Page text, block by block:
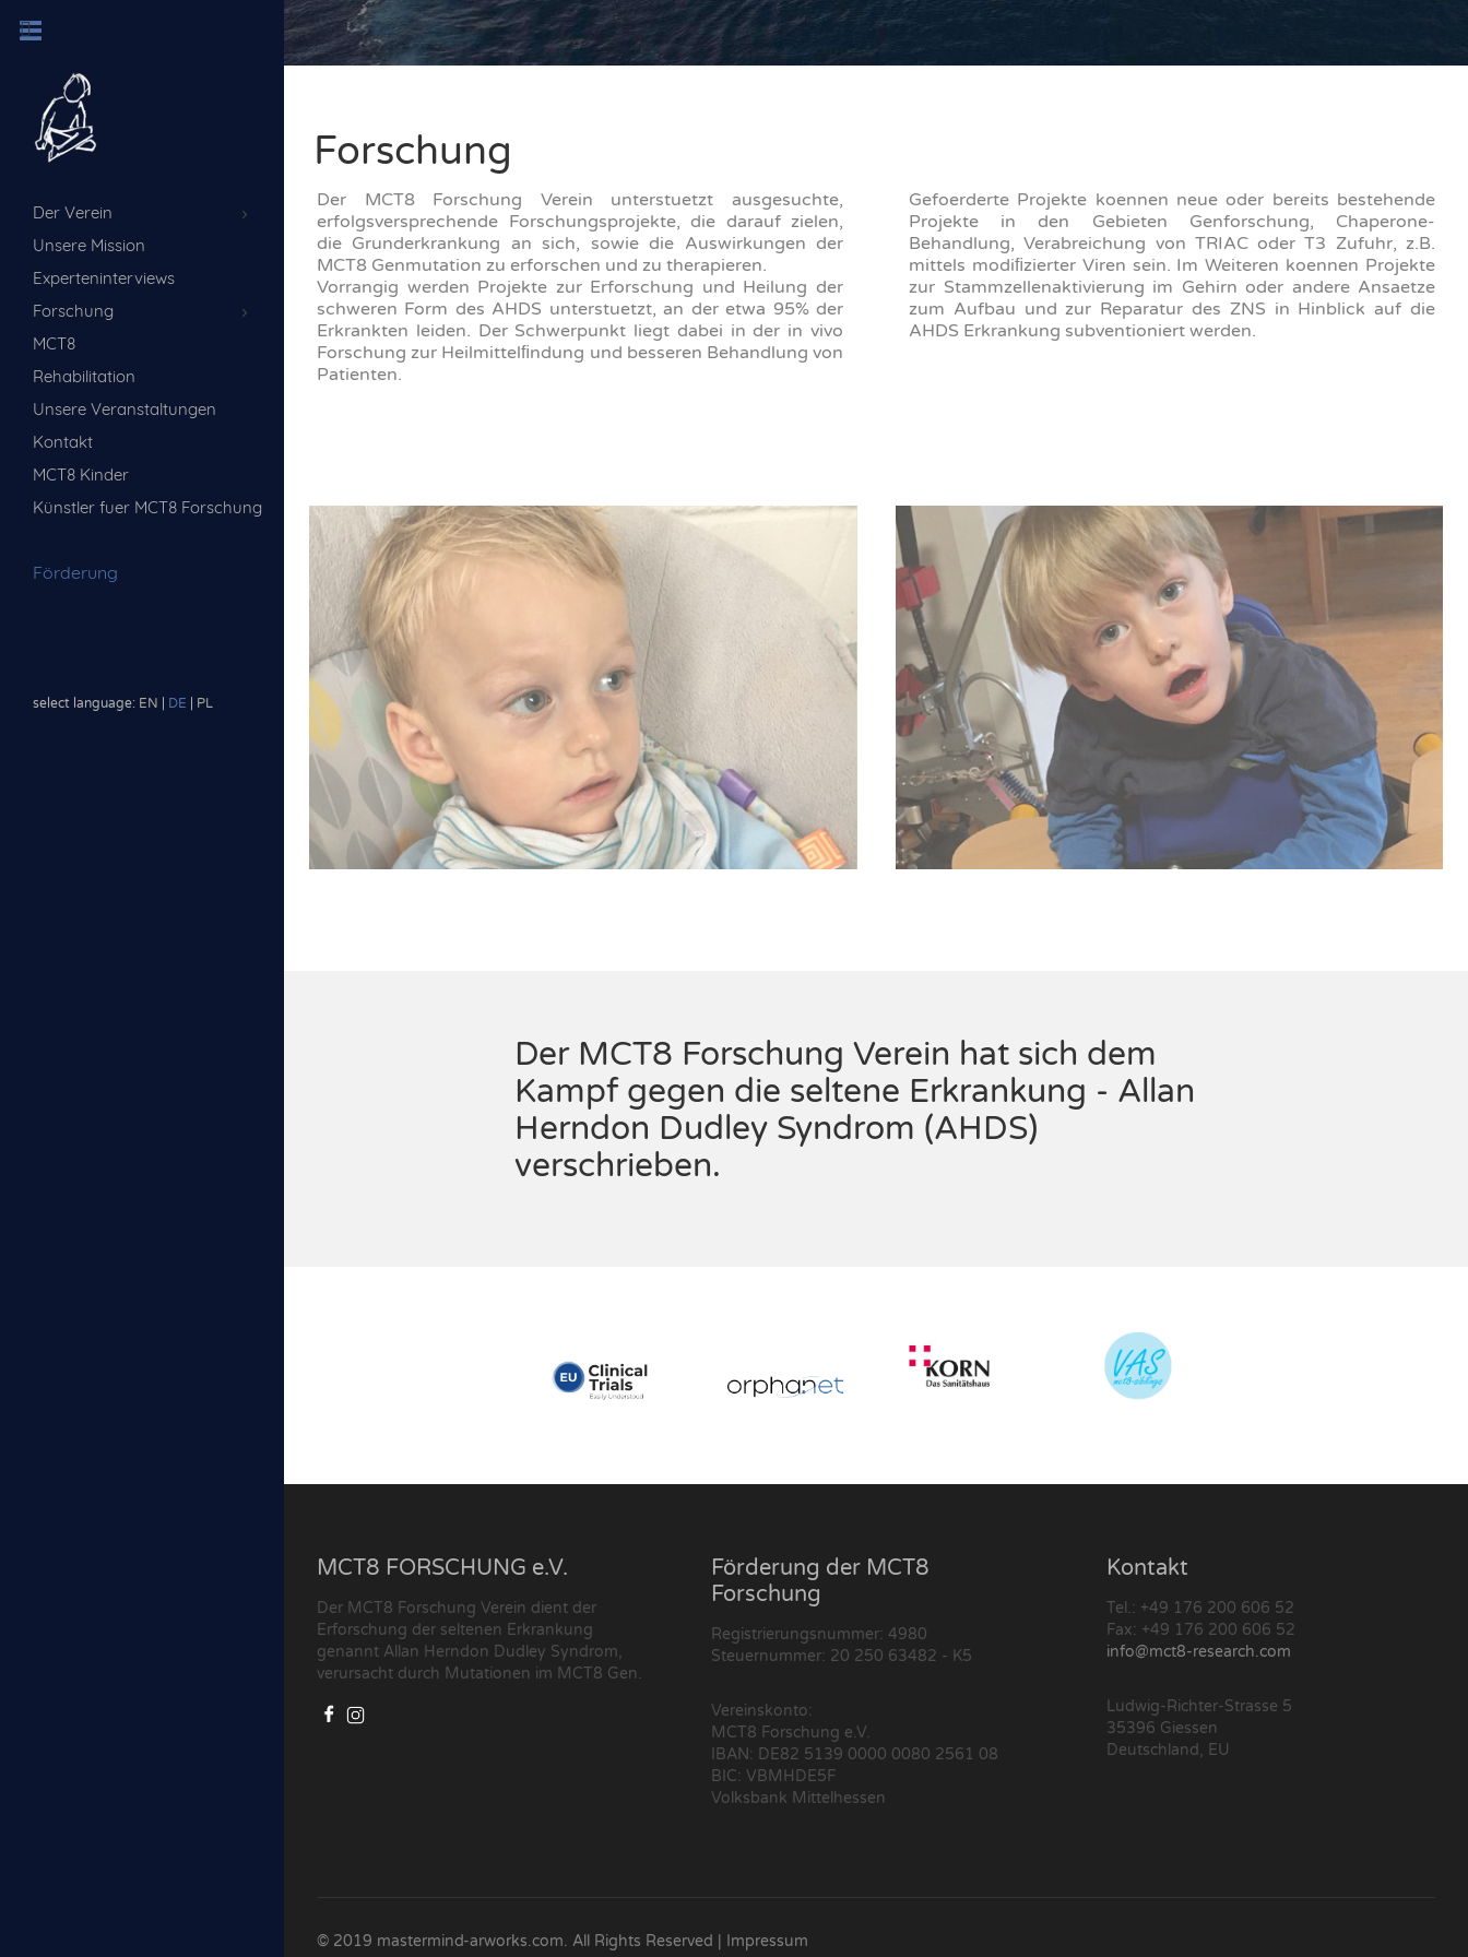
Der Verein
Unsere Mission
Experteninterviews
Forschung
MCT8
Rehabilitation
Unsere Veranstaltungen
Kontakt
MCT8 Kinder
Künstler fuer MCT8 Forschung
Förderung
select language: EN DE PL
Forschung
Der MCT8 Forschung Verein unterstuetzt ausgesuchte,
erfolgsversprechende Forschungsprojekte, die darauf zielen,
die Grunderkrankung an sich, sowie die Auswirkungen der
MCT8 Genmutation zu erforschen und zu therapieren.
Vorrangig werden Projekte zur Erforschung und Heilung der
schweren Form des AHDS unterstuetzt, an der etwa 95% der
Erkrankten leiden. Der Schwerpunkt liegt dabei in der in vivo
Forschung zur Heilmittelﬁndung und besseren Behandlung von
Patienten.
Gefoerderte Projekte koennen neue oder bereits bestehende
Projekte in den Gebieten Genforschung, Chaperone-
Behandlung, Verabreichung von TRIAC oder T3 Zufuhr, z.B.
mittels modiﬁzierter Viren sein. Im Weiteren koennen Projekte
zur Stammzellenaktivierung im Gehirn oder andere Ansaetze
zum Aufbau und zur Reparatur des ZNS in Hinblick auf die
AHDS Erkrankung subventioniert werden.
Der MCT8 Forschung Verein hat sich dem
Kampf gegen die seltene Erkrankung - Allan
Herndon Dudley Syndrom (AHDS)
verschrieben.
MCT8 FORSCHUNG e.V.
Der MCT8 Forschung Verein dient der
Erforschung der seltenen Erkrankung
genannt Allan Herndon Dudley Syndrom,
verursacht durch Mutationen im MCT8 Gen.
Förderung der MCT8
Forschung
Registrierungsnummer: 4980
Steuernummer: 20 250 63482 - K5
Vereinskonto:
MCT8 Forschung e.V.
IBAN: DE82 5139 0000 0080 2561 08
BIC: VBMHDE5F
Volksbank Mittelhessen
Kontakt
Tel.: +49 176 200 606 52
Fax: +49 176 200 606 52
info@mct8-research.com
Ludwig-Richter-Strasse 5
35396 Giessen
Deutschland, EU
© 2019 mastermind-arworks.com. All Rights Reserved | Impressum